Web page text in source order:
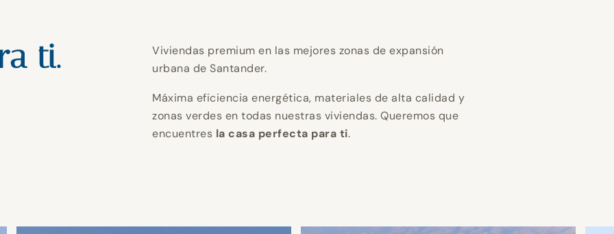
tu hogar en
calidad y eficiencia
para un mejor
tu hogar en
calidad y eficiencia
para un mejor
tu hogar en
calidad y eficiencia
para un mejor
ti.
Viviendas premium en las mejores zonas de expansión
urbana de Santander.
Máxima eficiencia energética, materiales de alta calidad y
zonas verdes en todas nuestras viviendas. Queremos que
encuentres la casa perfecta para ti.